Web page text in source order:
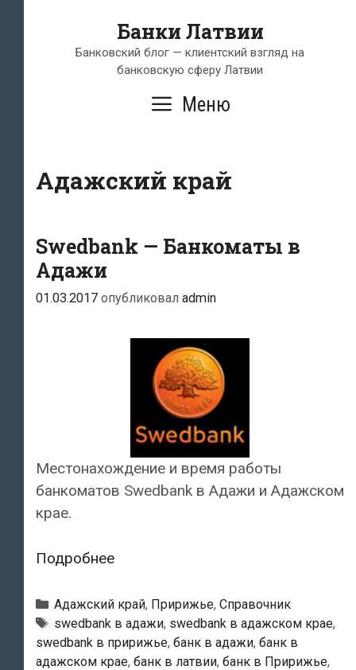
содержимому
Банки Латвии
Банковский блог — клиентский взгляд на
банковскую сферу Латвии
Меню
Адажский край
Swedbank — Банкоматы в
Адажи
01.03.2017 опубликовал admin
Местонахождение и время работы
банкоматов Swedbank в Адажи и Адажском
крае.
ПодробнееSwedbank
Банкоматы
в
Адажи
Рубрики
Адажский край, Пририжье, Справочник
Тэги
swedbank в адажи, swedbank в адажском крае,
swedbank в пририжье, банк в адажи, банк в
адажском крае, банк в латвии, банк в Пририжье,